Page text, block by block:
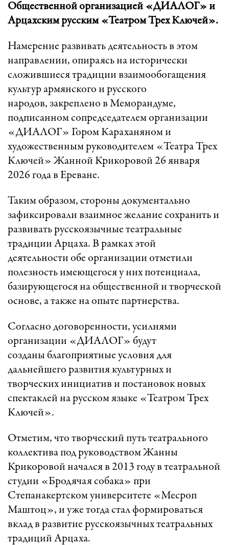
Общественной организацией «ДИАЛОГ» и
Арцахским русским «Театром Трех Ключей».
Намерение развивать деятельность в этом
направлении, опираясь на исторически
сложившиеся традиции взаимообогащения
культур армянского и русского
народов, закреплено в Меморандуме,
подписанном сопредседателем организации
«ДИАЛОГ» Гором Караханяном и
художественным руководителем «Театра Трех
Ключей» Жанной Крикоровой 26 января
2026 года в Ереване.
Таким образом, стороны документально
зафиксировали взаимное желание сохранить и
развивать русскоязычные театральные
традиции Арцаха. В рамках этой
деятельности обе организации отметили
полезность имеющегося у них потенциала,
базирующегося на общественной и творческой
основе, а также на опыте партнерства.
Согласно договоренности, усилиями
организации «ДИАЛОГ» будут
созданы благоприятные условия для
дальнейшего развития культурных и
творческих инициатив и постановок новых
спектаклей на русском языке «Театром Трех
Ключей».
Отметим, что творческий путь театрального
коллектива под руководством Жанны
Крикоровой начался в 2013 году в театральной
студии «Бродячая собака» при
Степанакертском университете «Месроп
Маштоц», и уже тогда стал формироваться
вклад в развитие русскоязычных театральных
традиций Арцаха.